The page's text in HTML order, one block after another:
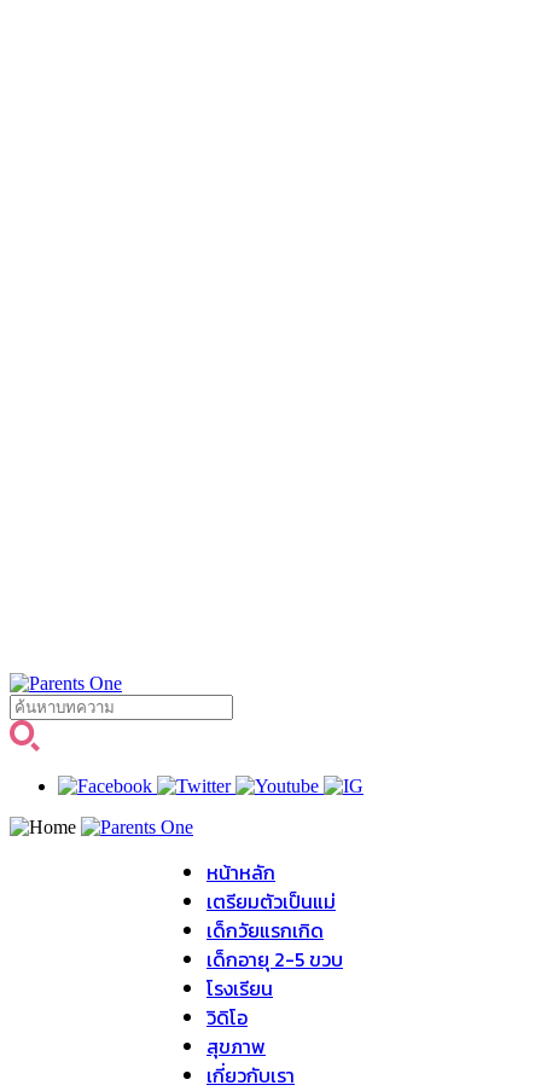
หน้าหลัก
เตรียมตัวเป็นแม่
เด็กวัยแรกเกิด
เด็กอายุ 2-5 ขวบ
โรงเรียน
วิดิโอ
สุขภาพ
เกี่ยวกับเรา